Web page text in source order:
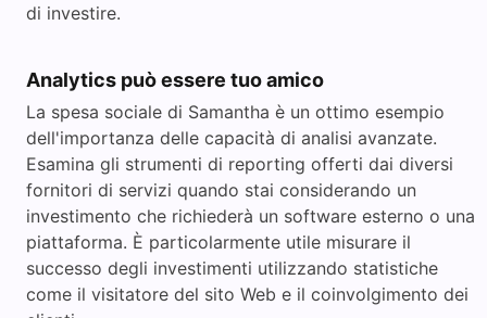
di investire.
Analytics può essere tuo amico
La spesa sociale di Samantha è un ottimo esempio
dell'importanza delle capacità di analisi avanzate.
Esamina gli strumenti di reporting offerti dai diversi
fornitori di servizi quando stai considerando un
investimento che richiederà un software esterno o una
piattaforma. È particolarmente utile misurare il
successo degli investimenti utilizzando statistiche
come il visitatore del sito Web e il coinvolgimento dei